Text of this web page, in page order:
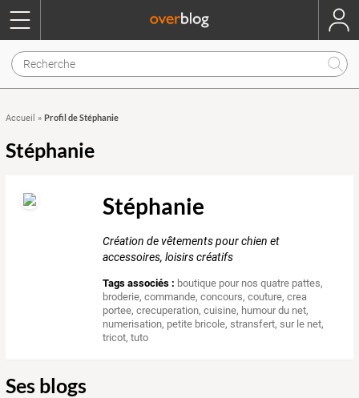
Accueil » Profil de Stéphanie
Stéphanie
Stéphanie
Création de vêtements pour chien et
accessoires, loisirs créatifs
Tags associés : boutique pour nos quatre pattes,
broderie,commande,concours,couture,crea
portee,crecuperation,cuisine, humour du net,
numerisation, petite bricole,stransfert,sur le net,
tricot,tuto
Ses blogs